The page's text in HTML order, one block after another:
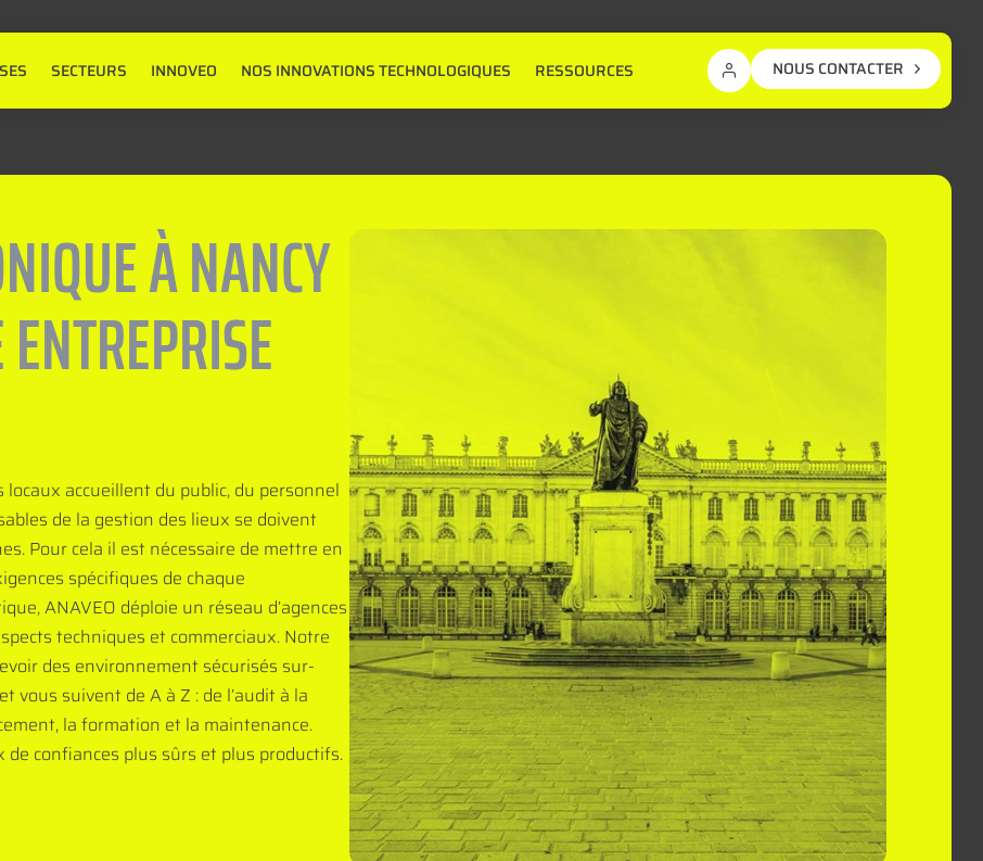
SECTEURS INNOVEO NOS INNOVATIONS TECHNOLOGIQUES RESSOURCES NOUS CONTACTER
À NANCY
accueillent du public, du personnel
de la gestion des lieux se doivent
Pour cela il est nécessaire de mettre en
spécifiques de chaque
ANAVEO déploie un réseau d’agences
techniques et commerciaux. Notre
des environnement sécurisés sur-
vous suivent de A à Z : de l’audit à la
la formation et la maintenance.
confiances plus sûrs et plus productifs.